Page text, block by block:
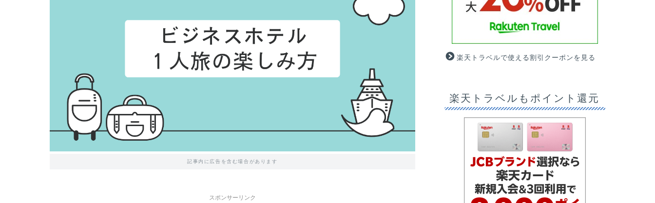
記事内に広告を含む場合があります
スポンサーリンク
楽天トラベルで使える割引クーポンを見る
楽天トラベルもポイント還元